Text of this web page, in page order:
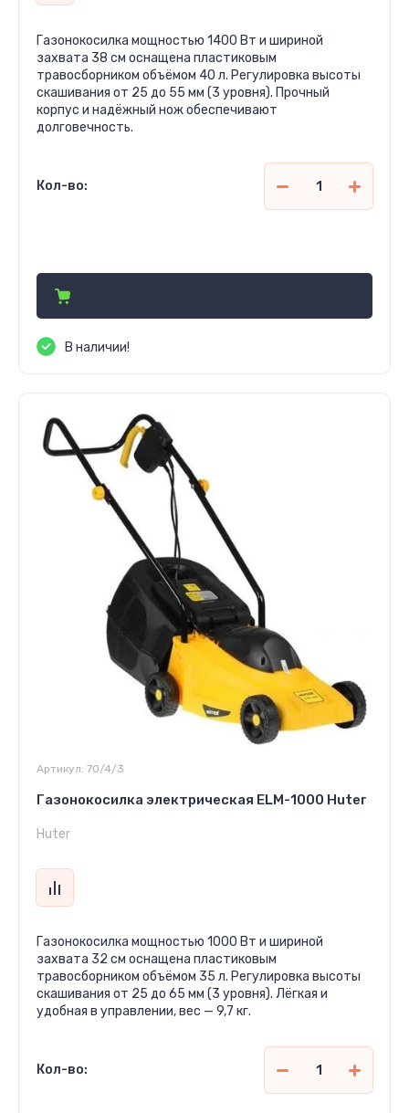
Газонокосилка мощностью 1400 Вт и шириной
захвата 38 см оснащена пластиковым
травосборником объёмом 40 л. Регулировка высоты
скашивания от 25 до 55 мм (3 уровня). Прочный
корпус и надёжный нож обеспечивают
долговечность.
Кол-во:
В наличии!
Артикул: 70/4/3
Газонокосилка электрическая ELM-1000 Huter
Huter
Газонокосилка мощностью 1000 Вт и шириной
захвата 32 см оснащена пластиковым
травосборником объёмом 35 л. Регулировка высоты
скашивания от 25 до 65 мм (3 уровня). Лёгкая и
удобная в управлении, вес — 9,7 кг.
Кол-во: